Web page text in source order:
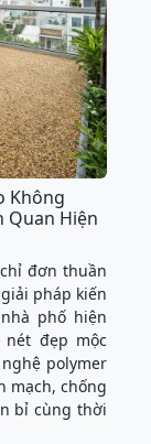
Không
Quan Hiện
đơn thuần
pháp kiến
phố hiện
đẹp mộc
polymer
mạch, chống
bỉ cùng thời